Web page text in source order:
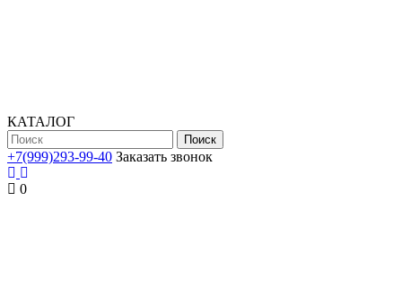
КАТАЛОГ
Поиск
+7(999)293-99-40 Заказать звонок
0